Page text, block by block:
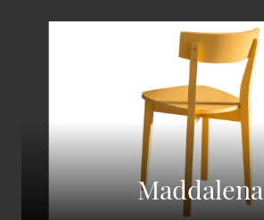
Maddalena